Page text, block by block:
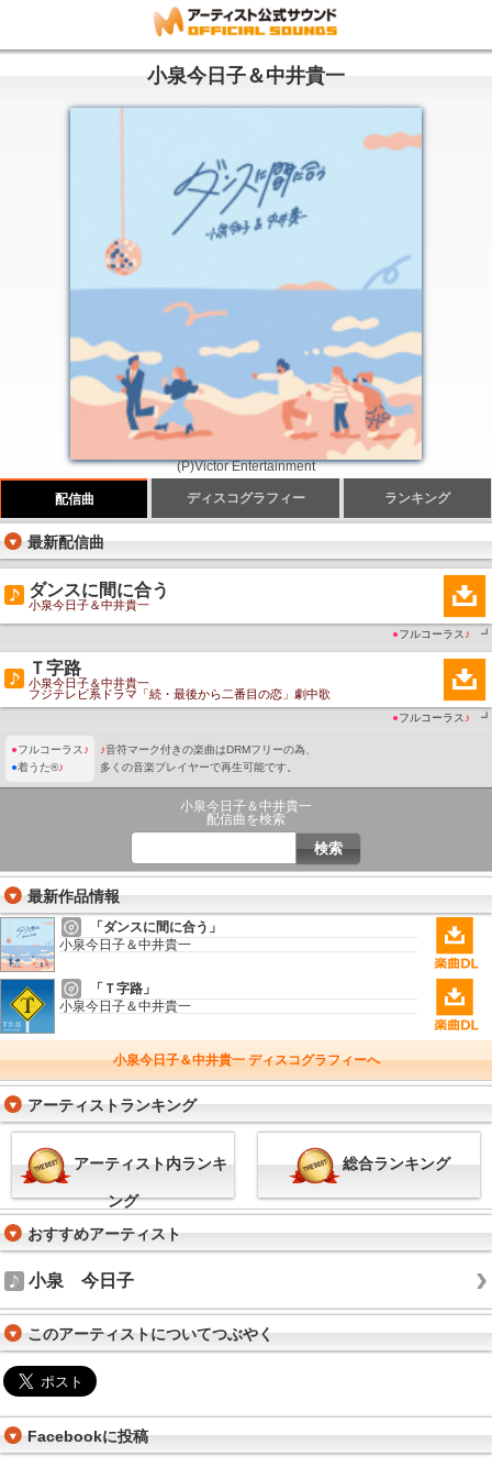
小泉今日子＆中井貴一
(P)Victor Entertainment
配信曲 ディスコグラフィー ランキング
最新配信曲
ダンスに間に合う
小泉今日子＆中井貴一
●フルコーラス ♪ ┛
Ｔ字路
小泉今日子＆中井貴一
フジテレビ系ドラマ「続・最後から二番目の恋」劇中歌
●フルコーラス ♪ ┛
●フルコーラス ♪
●着うた®♪
♪音符マーク付きの楽曲はDRMフリーの為、
多くの音楽プレイヤーで再生可能です。
小泉今日子＆中井貴一
配信曲を検索
最新作品情報
「ダンスに間に合う」
小泉今日子＆中井貴一
「Ｔ字路」
小泉今日子＆中井貴一
小泉今日子＆中井貴一 ディスコグラフィーへ
アーティストランキング
アーティスト内ランキ
ング
総合ランキング
おすすめアーティスト
小泉 今日子
このアーティストについてつぶやく
Facebookに投稿